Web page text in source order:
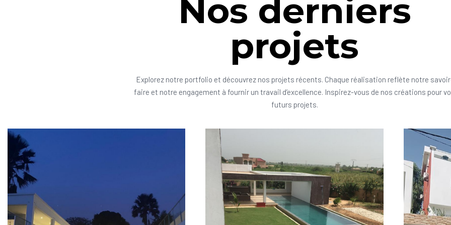
Nos derniers
projets
Explorez notre portfolio et découvrez nos projets récents. Chaque réalisation reflète notre
faire et notre engagement à fournir un travail d’excellence. Inspirez-vous de nos créations pour
futurs projets.